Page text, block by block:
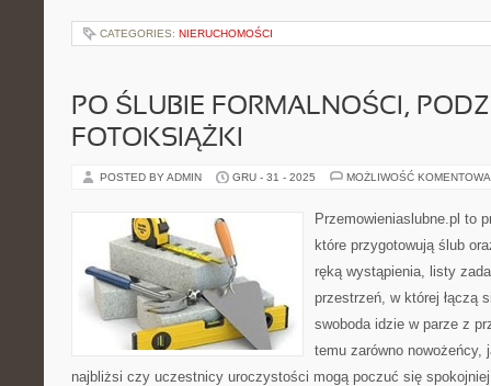
CATEGORIES: NIERUCHOMOŚCI
PO ŚLUBIE FORMALNOŚCI,
FOTOKSIĄŻKI
POSTED BY ADMIN GRU - 31 - 2025 MOŻLIWOŚĆ
Przemowieniaslubne.pl to
które przygotowują ślub
ręką wystąpienia, listy
przestrzeń, w której łączą
swoboda idzie w parze z
temu zarówno nowożeńcy,
najbliżsi czy uczestnicy uroczystości mogą poczuć się